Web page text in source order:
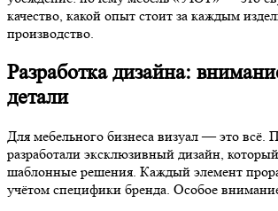
качество, какой опыт стоит за каждым
производство.
Разработка дизайна:
детали
Для мебельного бизнеса визуал — это всё.
разработали эксклюзивный дизайн,
шаблонные решения. Каждый элемент
учётом специфики бренда. Особое